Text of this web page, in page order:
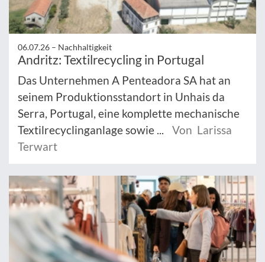
06.07.26 – Nachhaltigkeit
Andritz: Textilrecycling in Portugal
Das Unternehmen A Penteadora SA hat an
seinem Produktionsstandort in Unhais da
Serra, Portugal, eine komplette mechanische
Textilrecyclinganlage sowie ...
Von Larissa
Terwart